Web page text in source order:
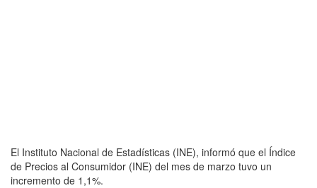
El Instituto Nacional de Estadísticas (INE), informó que el Índice
de Precios al Consumidor (INE) del mes de marzo tuvo un
incremento de 1,1%.